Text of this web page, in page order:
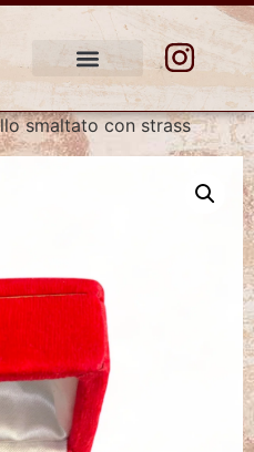
smaltato con strass